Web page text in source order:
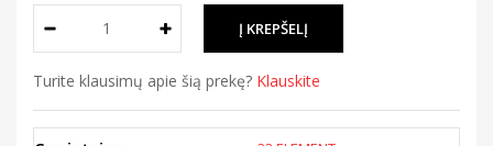
Turite klausimų apie šią prekę? Klauskite